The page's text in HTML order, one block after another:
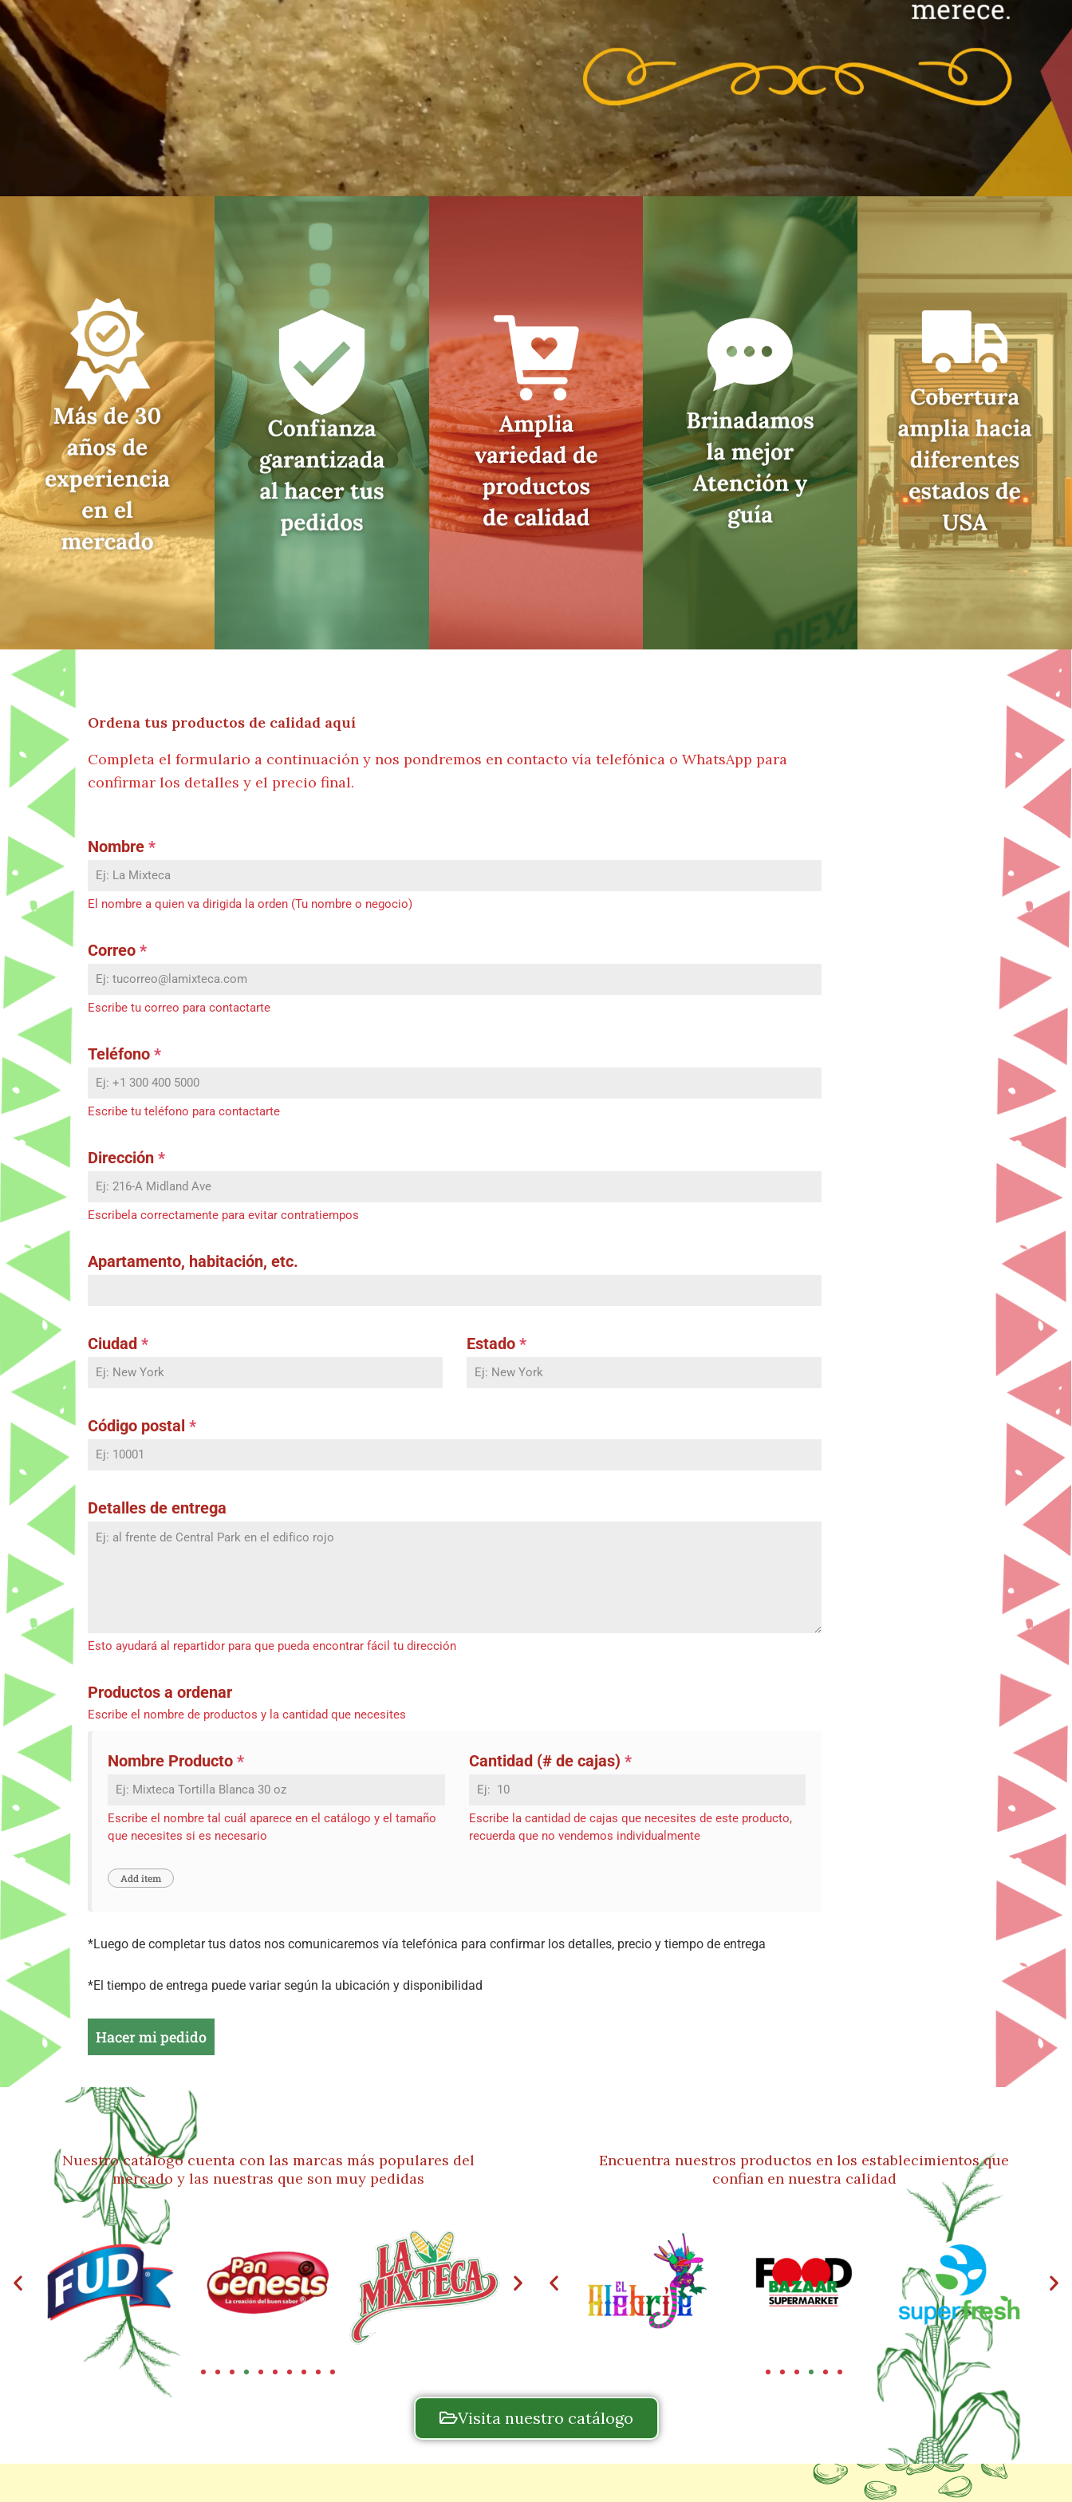
Entendemos lo que
necesitas para tu
negocio: pedidos
claros, productos
confiables y asesoría
que te simplifica la
vida.
Procesos
transparentes,
entregas puntuales y
empaque profesional.
Lo que pides, es lo
que recibes.
Seleccionamos
Productos frescos,
marcas confiables y
tortillas hechas con
tradición para que
siempre recibas lo
mejor.
Te acompañamos por
WhatsApp o teléfono
para resolver dudas,
ajustar tu pedido o
ayudarte a elegir
productos paso a
paso.
Podemos llevar todos
tus productos, directo
a tu negocio en una
amplia zona del país
con rutas constantes.
Ordena tus productos de calidad aquí
Completa el formulario a continuación y nos pondremos en contacto vía telefónica o WhatsApp para
confirmar los detalles y el precio final.
Nombre *
El nombre a quien va dirigida la orden (Tu nombre o negocio)
Correo *
Escribe tu correo para contactarte
Teléfono *
Escribe tu teléfono para contactarte
Dirección *
Escribela correctamente para evitar contratiempos
Apartamento, habitación, etc.
Ciudad * Estado *
Código postal *
Detalles de entrega
Esto ayudará al repartidor para que pueda encontrar fácil tu dirección
Productos a ordenar
Escribe el nombre de productos y la cantidad que necesites
Nombre Producto *
Escribe el nombre tal cuál aparece en el catálogo y el tamaño
que necesites si es necesario
Cantidad (# de cajas) *
Escribe la cantidad de cajas que necesites de este producto,
recuerda que no vendemos individualmente
*Luego de completar tus datos nos comunicaremos vía telefónica para confirmar los detalles, precio y tiempo de entrega
*El tiempo de entrega puede variar según la ubicación y disponibilidad
Hacer mi pedido
Nuestro catálogo cuenta con las marcas más populares del
mercado y las nuestras que son muy pedidas
Encuentra nuestros productos en los establecimientos que
confian en nuestra calidad
Visita nuestro catálogo